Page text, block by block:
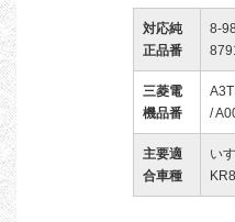
対応純
正品番
8-
三菱電
機品番
/
主要適
合車種
い